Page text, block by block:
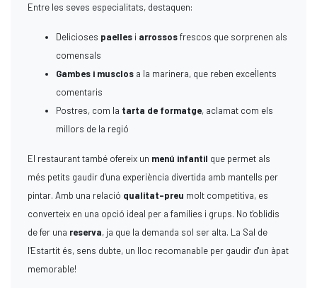
Entre les seves especialitats, destaquen:
Delicioses paelles i arrossosfrescos que sorprenen als
comensals
Gambes i musclos a la marinera, que reben excel·lents
comentaris
Postres, com la tarta de formatge, aclamat com els
millors de la regió
El restaurant també ofereix un menú infantil que permet als
més petits gaudir d'una experiència divertida amb mantells per
pintar. Amb una relació qualitat-preu molt competitiva, es
converteix en una opció ideal per a famílies i grups. No t'oblidis
de fer una reserva, ja que la demanda sol ser alta. La Sal de
l'Estartit és, sens dubte, un lloc recomanable per gaudir d'un àpat
memorable!